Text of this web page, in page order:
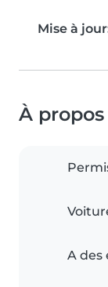
Mise à
À
A des